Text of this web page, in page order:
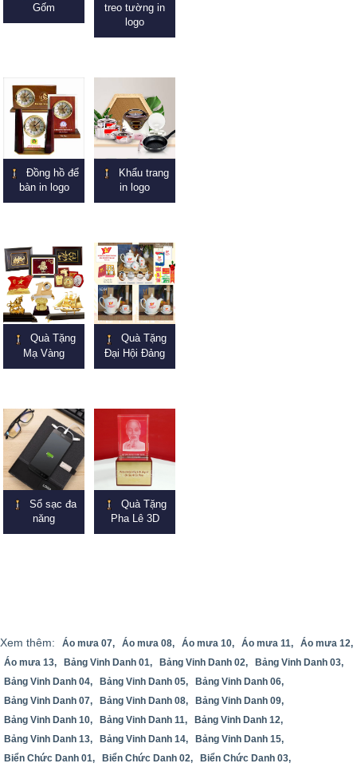
Gốm
treo tường in
logo
Đồng hồ để
bàn in logo
Khẩu trang
in logo
Quà Tặng
Mạ Vàng
Quà Tặng
Đại Hội Đảng
Sổ sạc đa
năng
Quà Tặng
Pha Lê 3D
Xem thêm: Áo mưa 07, Áo mưa 08, Áo mưa 10, Áo mưa 11,
Áo mưa 12,
Áo mưa 13,
Bảng Vinh Danh 01, Bảng Vinh Danh 02,
Bảng Vinh Danh 03,
Bảng Vinh Danh 04,
Bảng Vinh Danh 05,
Bảng Vinh Danh 06,
Bảng Vinh Danh 07,
Bảng Vinh Danh 08,
Bảng Vinh Danh 09,
Bảng Vinh Danh 10,
Bảng Vinh Danh 11,
Bảng Vinh Danh 12,
Bảng Vinh Danh 13,
Bảng Vinh Danh 14,
Bảng Vinh Danh 15,
Biển Chức Danh 01,
Biển Chức Danh 02,
Biển Chức Danh 03,